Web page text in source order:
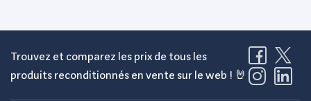
Trouvez et comparez les prix de tous les
produits reconditionnés en vente sur le web ! 🤘